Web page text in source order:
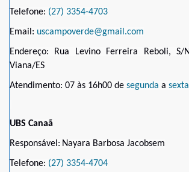
Telefone: (27) 3354-4703
Email: uscampoverde@gmail.com
Endereço: Rua Levino Ferreira Reboli, S/
Viana/ES
Atendimento: 07 às 16h00 de segunda a sexta
UBS Canaã
Responsável: Nayara Barbosa Jacobsem
Telefone: (27) 3354-4704